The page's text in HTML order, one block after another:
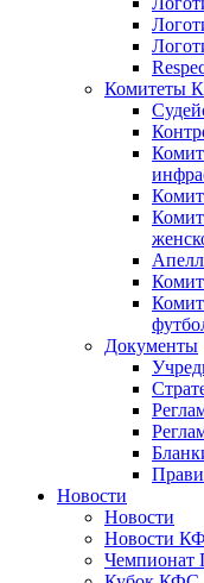
Комитеты
Документы
Новости
Новости
Новости
Чемпионат